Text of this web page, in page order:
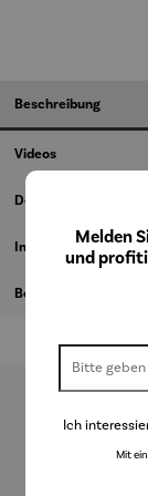
Beschreibung
Videos
Details
Informationen zum
Bewertungen
Produktgalerie
Melden
und
Ich
Mit